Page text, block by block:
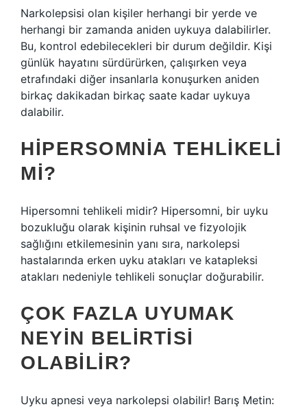
Narkolepsisi olan kişiler herhangi bir yerde ve
herhangi bir zamanda aniden uykuya dalabilirler.
Bu, kontrol edebilecekleri bir durum değildir. Kişi
günlük hayatını sürdürürken, çalışırken veya
etrafındaki diğer insanlarla konuşurken aniden
birkaç dakikadan birkaç saate kadar uykuya
dalabilir.
HIPERSOMNIA TEHLIKELI
MI?
Hipersomni tehlikeli midir? Hipersomni, bir uyku
bozukluğu olarak kişinin ruhsal ve fizyolojik
sağlığını etkilemesinin yanı sıra, narkolepsi
hastalarında erken uyku atakları ve katapleksi
atakları nedeniyle tehlikeli sonuçlar doğurabilir.
ÇOK FAZLA UYUMAK
NEYIN BELIRTISI
OLABILIR?
Uyku apnesi veya narkolepsi olabilir! Barış Metin: